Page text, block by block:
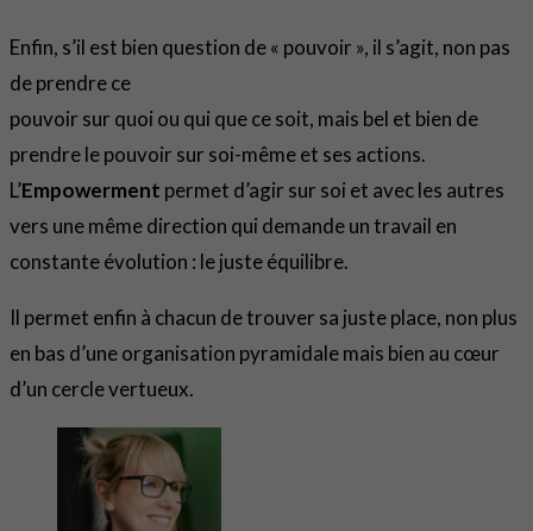
Enfin, s’il est bien question de « pouvoir », il s’agit, non pas
de prendre ce
pouvoir sur quoi ou qui que ce soit, mais bel et bien de
prendre le pouvoir sur soi-même et ses actions.
L’Empowerment permet d’agir sur soi et avec les autres
vers une même direction qui demande un travail en
constante évolution : le juste équilibre.
Il permet enfin à chacun de trouver sa juste place, non plus
en bas d’une organisation pyramidale mais bien au cœur
d’un cercle vertueux.